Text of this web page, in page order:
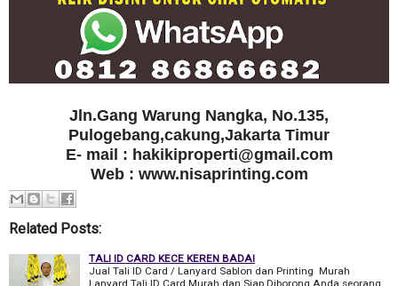
Jln.Gang Warung Nangka, No.135,
Pulogebang,cakung,Jakarta Timur
E- mail : hakikiproperti@gmail.com
Web : www.nisaprinting.com
Related Posts:
TALI ID CARD KECE KEREN BADAI
Jual Tali ID Card / Lanyard Sablon dan Printing Murah